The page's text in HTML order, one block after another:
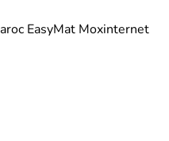
EasyMat Moxinternet